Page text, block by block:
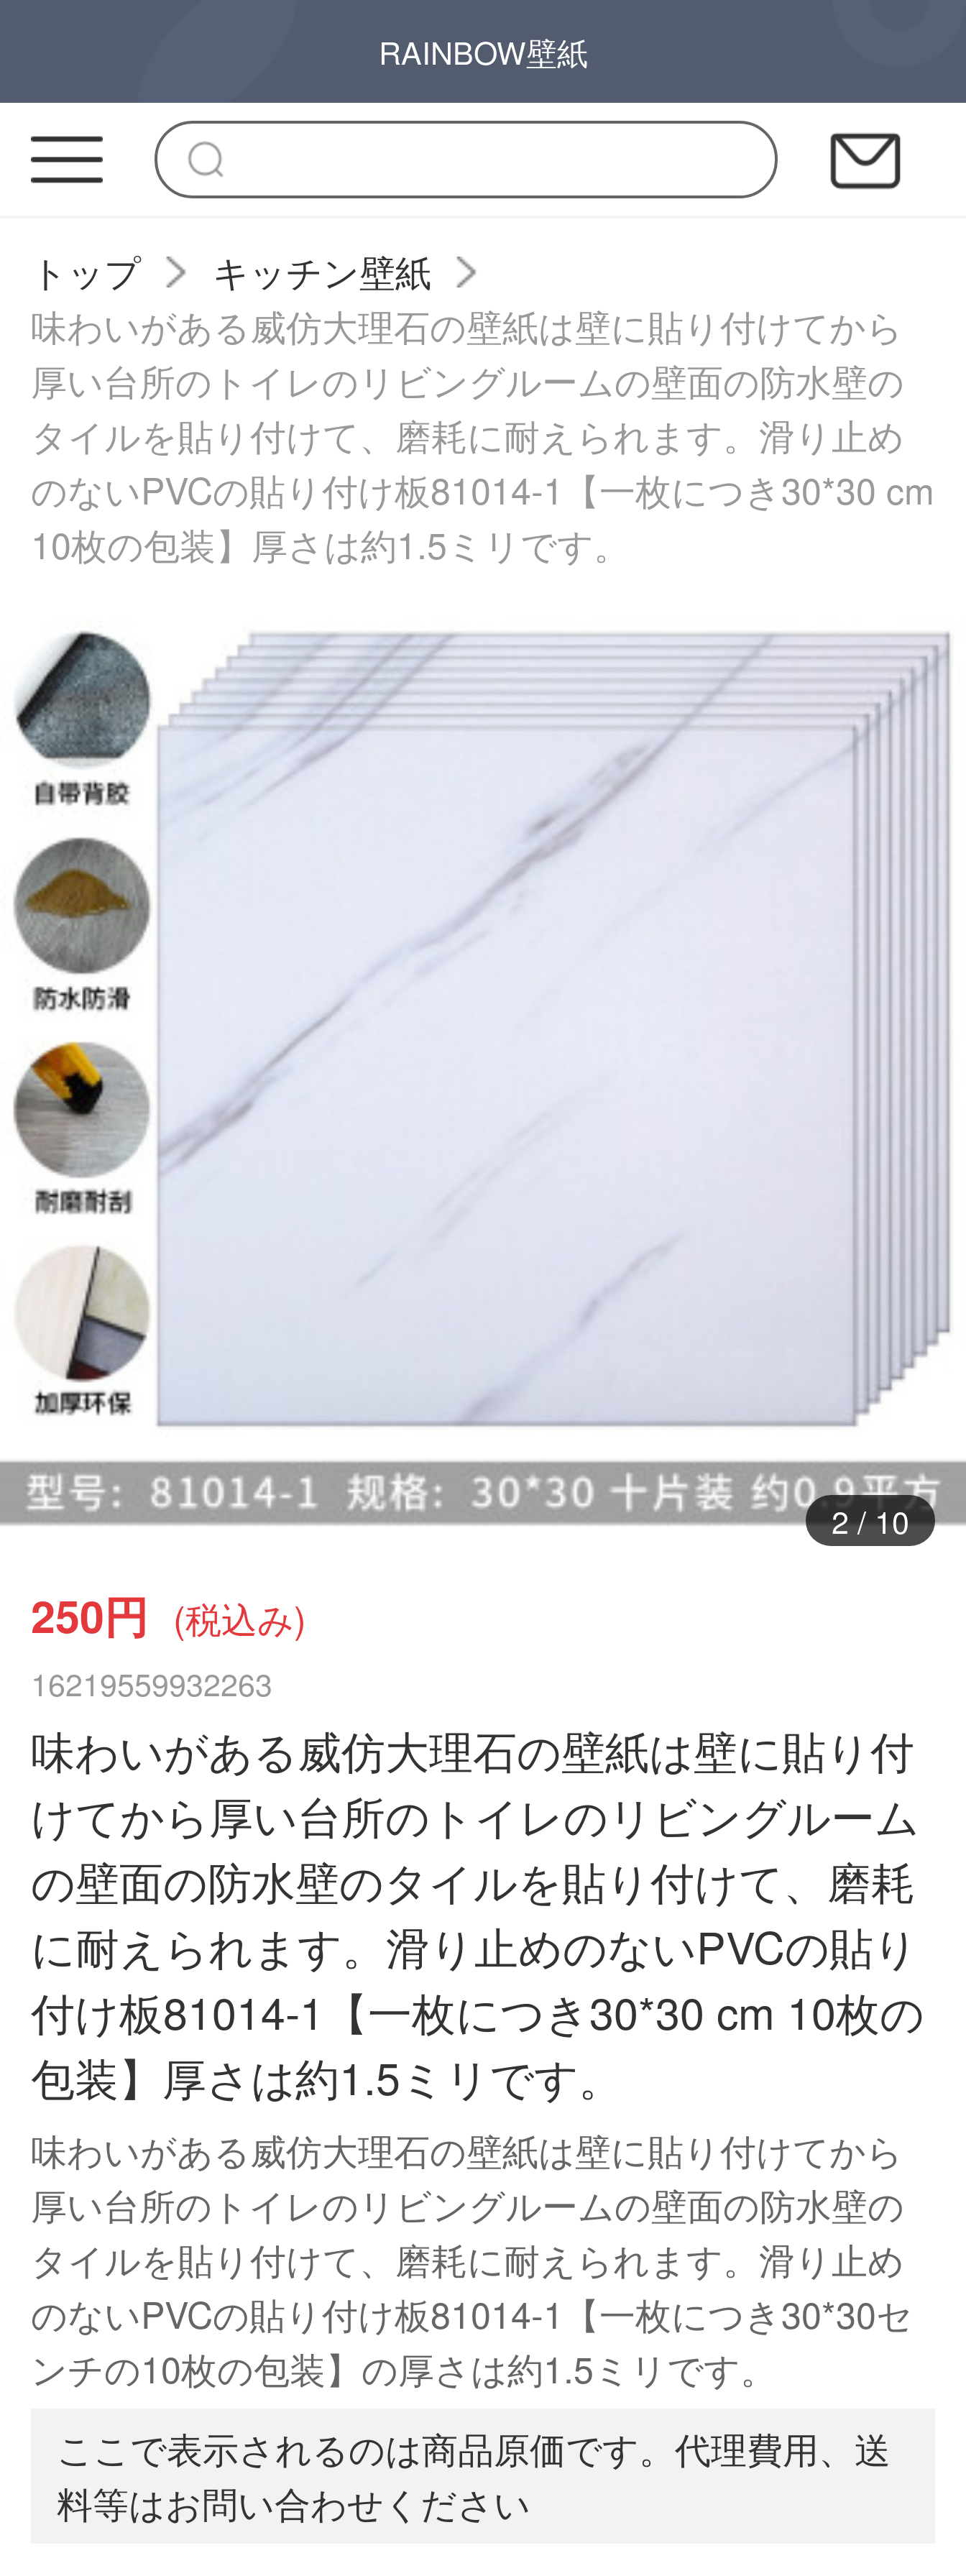
RAINBOW壁紙
トップ
キッチン壁紙
味わいがある威仿大理石の壁紙は壁に貼り付けてから
厚い台所のトイレのリビングルームの壁面の防水壁の
タイルを貼り付けて、磨耗に耐えられます。滑り止め
のないPVCの貼り付け板81014-1【一枚につき30*30 cm
10枚の包装】厚さは約1.5ミリです。
2/10
250円 (税込み)
16219559932263
味わいがある威仿大理石の壁紙は壁に貼り付
けてから厚い台所のトイレのリビングルーム
の壁面の防水壁のタイルを貼り付けて、磨耗
に耐えられます。滑り止めのないPVCの貼り
付け板81014-1【一枚につき30*30 cm 10枚の
包装】厚さは約1.5ミリです。
味わいがある威仿大理石の壁紙は壁に貼り付けてから
厚い台所のトイレのリビングルームの壁面の防水壁の
タイルを貼り付けて、磨耗に耐えられます。滑り止め
のないPVCの貼り付け板81014-1【一枚につき30*30セ
ンチの10枚の包装】の厚さは約1.5ミリです。
ここで表示されるのは商品原価です。代理費用、送
料等はお問い合わせください